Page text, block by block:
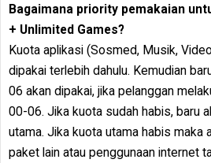
Bagaimana priority pemakaian
+ Unlimited Games?
Kuota aplikasi (Sosmed, Musik,
dipakai terlebih dahulu. Kemudian
06 akan dipakai, jika pelanggan
00-06. Jika kuota sudah habis, baru
utama. Jika kuota utama habis maka
paket lain atau penggunaan internet